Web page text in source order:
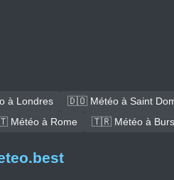
à Londres 🇩🇴 Météo à Saint
Météo à Rome
🇹🇷 Météo à